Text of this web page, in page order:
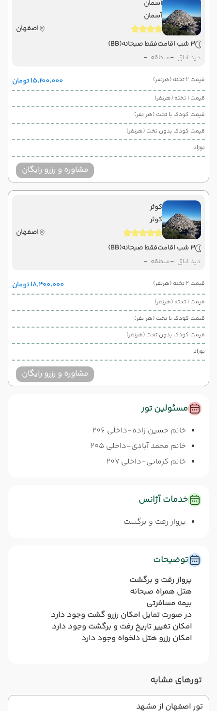
آسمان
آسمان
اصفهان
3 شب اقامت
فقط صبحانه(BB)
دید اتاق :-منطقه :-
قیمت 2 تخته (هرنفر) ۱۵٬۲۰۰٬۰۰۰ تومان
قیمت 1 تخته (هرنفر)
قیمت کودک با تخت (هر نفر)
قیمت کودک بدون تخت (هرنفر)
نوزاد
مشاوره و رزرو رایگان
کوثر
کوثر
اصفهان
3 شب اقامت
فقط صبحانه(BB)
دید اتاق :-منطقه :-
قیمت 2 تخته (هرنفر) ۱۸٬۳۰۰٬۰۰۰ تومان
قیمت 1 تخته (هرنفر)
قیمت کودک با تخت (هر نفر)
قیمت کودک بدون تخت (هرنفر)
نوزاد
مشاوره و رزرو رایگان
مسئولین تور
خانم حسین زاده-داخلی 206
خانم محمد آبادی-داخلی 205
خانم کرمانی-داخلی 207
خدمات آژانس
پرواز رفت و برگشت
توضیحات
پرواز رفت و برگشت
هتل همراه صبحانه
بیمه مسافرتی
در صورت تمایل امکان رزرو گشت وجود دارد
امکان تغییر تاریخ رفت و برگشت وجود دارد
امکان رزرو هتل دلخواه وجود دارد
تورهای مشابه
تور اصفهان از مشهد